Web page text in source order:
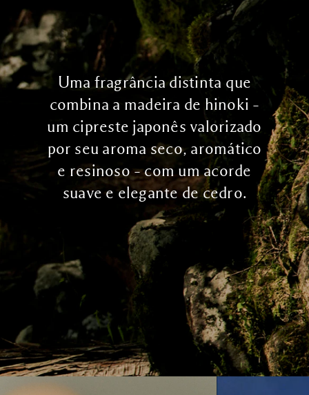
Uma fragrância distinta que
combina a madeira de hinoki –
um cipreste japonês valorizado
por seu aroma seco, aromático
e resinoso – com um acorde
suave e elegante de cedro.